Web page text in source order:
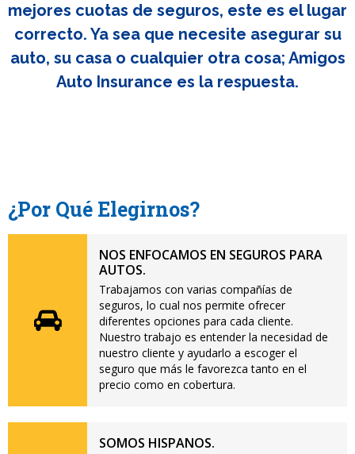
mejores cuotas de seguros, este es el lugar
correcto. Ya sea que necesite asegurar su
auto, su casa o cualquier otra cosa; Amigos
Auto Insurance es la respuesta.
¿Por Qué Elegirnos?
NOS ENFOCAMOS EN SEGUROS PARA
AUTOS.
Trabajamos con varias compañías de
seguros, lo cual nos permite ofrecer
diferentes opciones para cada cliente.
Nuestro trabajo es entender la necesidad de
nuestro cliente y ayudarlo a escoger el
seguro que más le favorezca tanto en el
precio como en cobertura.
SOMOS HISPANOS.